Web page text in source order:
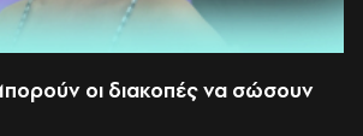
οι διακοπές να σώσουν